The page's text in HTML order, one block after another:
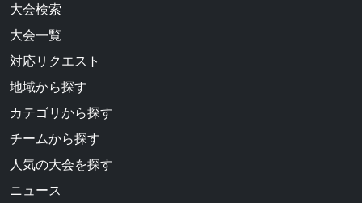
大会検索
大会一覧
対応リクエスト
地域から探す
カテゴリから探す
チームから探す
人気の大会を探す
ニュース